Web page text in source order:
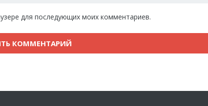
для последующих моих комментариев.